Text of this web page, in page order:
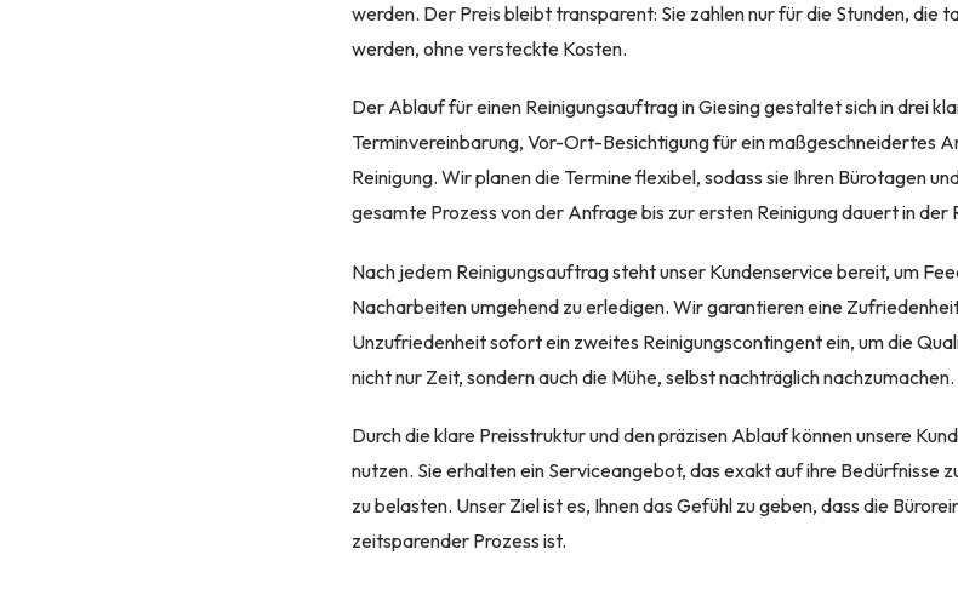
werden. Der Preis bleibt transparent: Sie zahlen nur für die Stunden, die
werden, ohne versteckte Kosten.
Der Ablauf für einen Reinigungsauftrag in Giesing gestaltet sich in drei
Terminvereinbarung, Vor-Ort-Besichtigung für ein maßgeschneidertes
Reinigung. Wir planen die Termine flexibel, sodass sie Ihren Bürotagen
gesamte Prozess von der Anfrage bis zur ersten Reinigung dauert in der
Nach jedem Reinigungsauftrag steht unser Kundenservice bereit, um
Nacharbeiten umgehend zu erledigen. Wir garantieren eine
Unzufriedenheit sofort ein zweites Reinigungscontingent ein, um die
nicht nur Zeit, sondern auch die Mühe, selbst nachträglich nachzumachen.
Durch die klare Preisstruktur und den präzisen Ablauf können unsere
nutzen. Sie erhalten ein Serviceangebot, das exakt auf ihre Bedürfnisse
zu belasten. Unser Ziel ist es, Ihnen das Gefühl zu geben, dass die
zeitsparender Prozess ist.